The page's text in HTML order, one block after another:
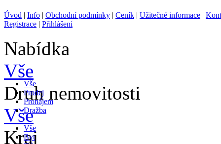
Úvod | Info | Obchodní podmínky | Ceník | Užitečné informace |
Registrace | Přihlášení
Nabídka
Vše
Druh nemovitosti
Vše
Kraj
Vše
Prodej
Pronájem
Dražba
Vše
Byt